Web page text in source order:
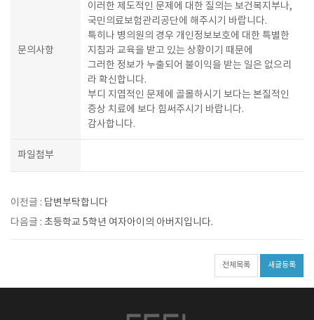
문의사항
이러한 제도적인 문제에 대한 질의는 보건복지부나,
국민의료보험관리공단에 해주시기 바랍니다.
특히나 병의원의 경우 개인정보보호에 대한 특별한
지침과 교육을 받고 있는 상황이기 때문에
그러한 정보가 누출되어 불이익을 받는 일은 없으리
라 확신합니다.
부디 지엽적인 문제에 골몰하시기 보다는 본질적인
증상 치료에 보다 힘써주시기 바랍니다.
감사합니다.
파일첨부
이전글 : 답변부탁합니다
다음글 : 초등학교 5학년 여자아이의 아버지입니다.
전체목록 새글등록